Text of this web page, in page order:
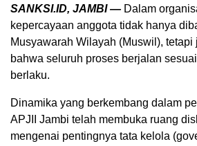
SANKSI.ID, JAMBI — Dalam
kepercayaan anggota tidak hanya
Musyawarah Wilayah (Muswil),
bahwa seluruh proses berjalan
berlaku.
Dinamika yang berkembang dalam
APJII Jambi telah membuka ruang
mengenai pentingnya tata kelola